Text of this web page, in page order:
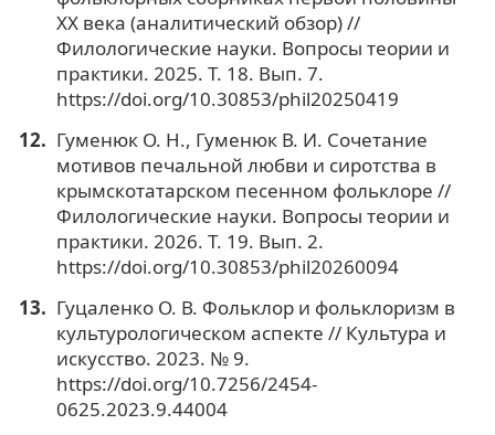
ХХ века (аналитический обзор) //
Филологические науки. Вопросы теории и
практики. 2025. Т. 18. Вып. 7.
https://doi.org/10.30853/phil20250419
Гуменюк О. Н., Гуменюк В. И. Сочетание
мотивов печальной любви и сиротства в
крымскотатарском песенном фольклоре //
Филологические науки. Вопросы теории и
практики. 2026. Т. 19. Вып. 2.
https://doi.org/10.30853/phil20260094
Гуцаленко О. В. Фольклор и фольклоризм в
культурологическом аспекте // Культура и
искусство. 2023. № 9.
https://doi.org/10.7256/2454-
0625.2023.9.44004